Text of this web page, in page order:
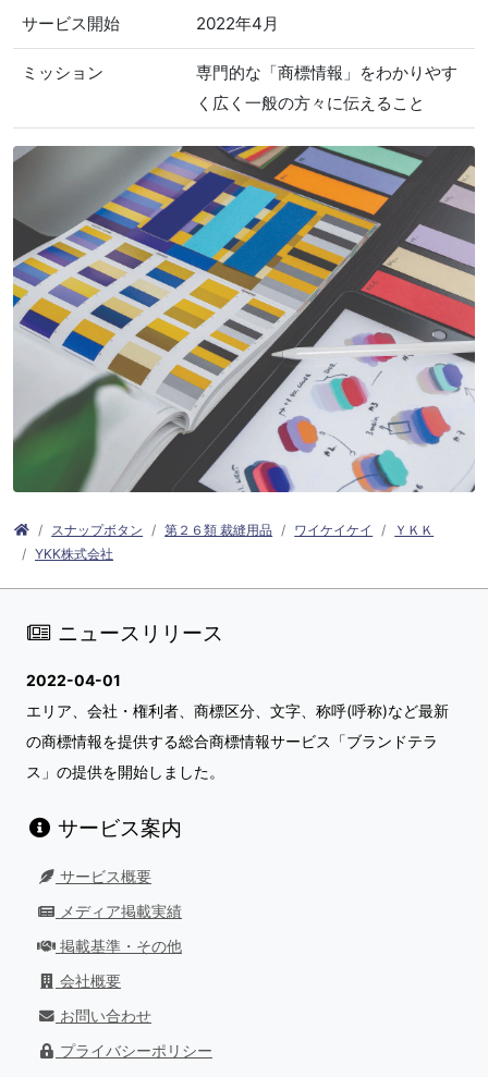
サービス開始 2022年4月
ミッション
専門的な「商標情報」をわかりやす
く広く一般の方々に伝えること
スナップボタン 第２６類 裁縫用品 ワイケイケイ
ＹＫＫ
YKK株式会社
ニュースリリース
2022-04-01
エリア、会社・権利者、商標区分、文字、称呼(呼称)など最新
の商標情報を提供する総合商標情報サービス「ブランドテラ
ス」の提供を開始しました。
サービス案内
サービス概要
メディア掲載実績
掲載基準・その他
会社概要
お問い合わせ
プライバシーポリシー